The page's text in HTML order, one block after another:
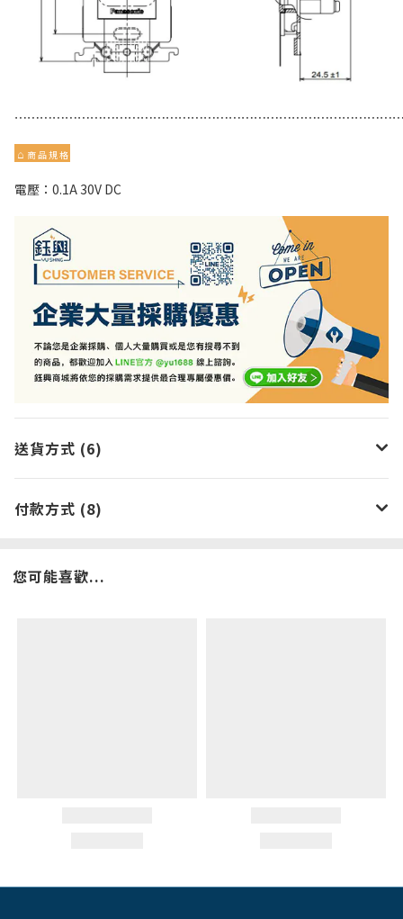
⌂ 商 品 規 格
電壓：0.1A 30V DC
送貨方式 (6)
付款方式 (8)
您可能喜歡...